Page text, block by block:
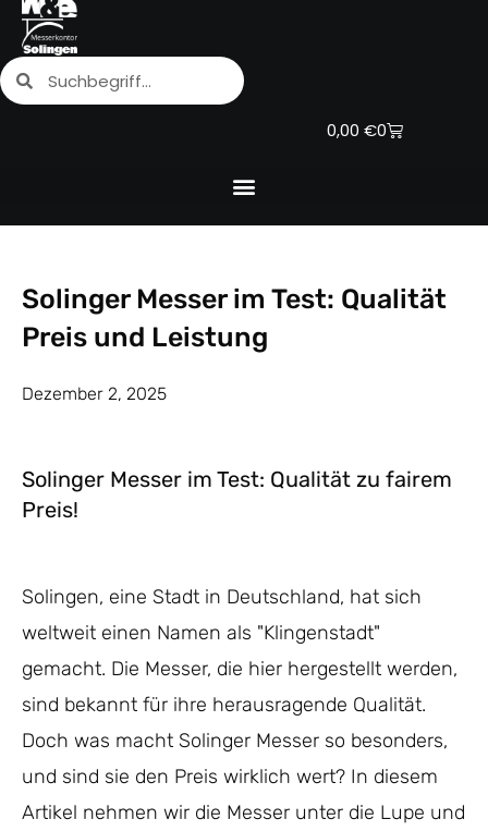
Zum
Inhalt
springen
SucheSuche
0,00 €0
Warenkorb
Solinger Messer im Test: Qualität
Preis und Leistung
Dezember 2, 2025
Solinger Messer im Test: Qualität zu fairem
Preis!
Solingen, eine Stadt in Deutschland, hat sich
weltweit einen Namen als "Klingenstadt"
gemacht. Die Messer, die hier hergestellt werden,
sind bekannt für ihre herausragende Qualität.
Doch was macht Solinger Messer so besonders,
und sind sie den Preis wirklich wert? In diesem
Artikel nehmen wir die Messer unter die Lupe und